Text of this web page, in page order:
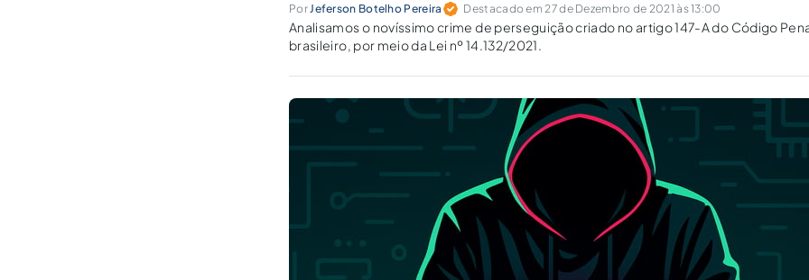
PorJeferson Botelho Pereira Destacado em 27 de Dezembro de 2021 às 13:00
Analisamos o novíssimo crime de perseguição criado no artigo 147-A do Código
brasileiro, por meio da Lei nº 14.132/2021.